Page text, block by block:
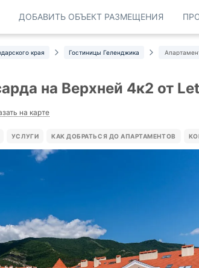
ДОБАВИТЬ ОБЪЕКТ РАЗМЕЩЕНИЯ
края Гостиницы Геленджика
на Верхней 4к2 от
на карте
УСЛУГИ КАК ДОБРАТЬСЯ ДО АПАРТАМЕНТОВ